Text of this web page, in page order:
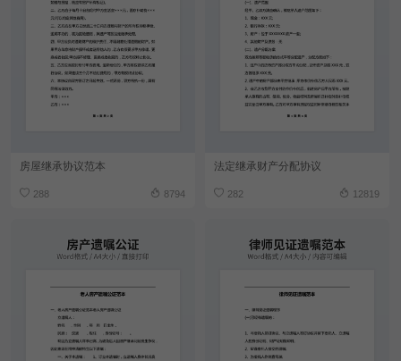
房屋继承协议范本
288 8794
法定继承财产分配协议
282 12819